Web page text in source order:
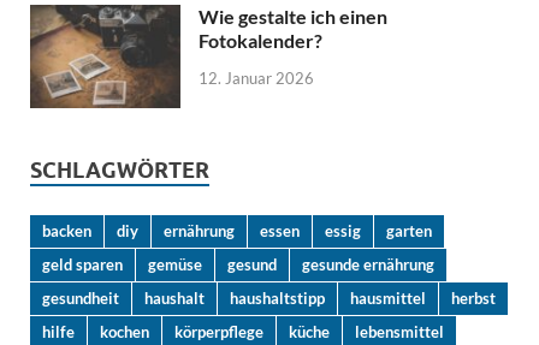
Wie gestalte ich einen
Fotokalender?
12. Januar 2026
SCHLAGWÖRTER
backen diy ernährung essen essig
garten
geld sparen
gemüse gesund
gesunde ernährung
gesundheit
haushalt haushaltstipp hausmittel
herbst
hilfe
kochen körperpflege küche
lebensmittel